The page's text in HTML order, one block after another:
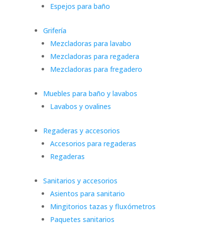
Espejos para baño
Grifería
Mezcladoras para lavabo
Mezcladoras para regadera
Mezcladoras para fregadero
Muebles para baño y lavabos
Lavabos y ovalines
Regaderas y accesorios
Accesorios para regaderas
Regaderas
Sanitarios y accesorios
Asientos para sanitario
Mingitorios tazas y fluxómetros
Paquetes sanitarios